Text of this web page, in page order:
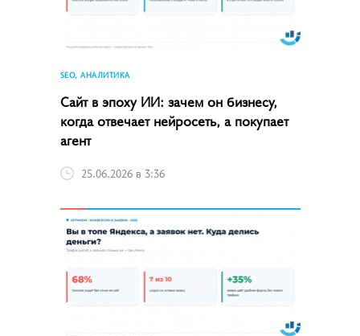
SEO, АНАЛИТИКА
Сайт в эпоху ИИ: зачем он бизнесу,
когда отвечает нейросеть, а покупает
агент
25.06.2026 в 3:36